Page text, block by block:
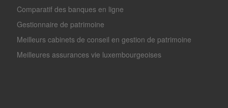
Comparatif des banques en ligne
Gestionnaire de patrimoine
Meilleurs cabinets de conseil en gestion de patrimoine
Meilleures assurances vie luxembourgeoises